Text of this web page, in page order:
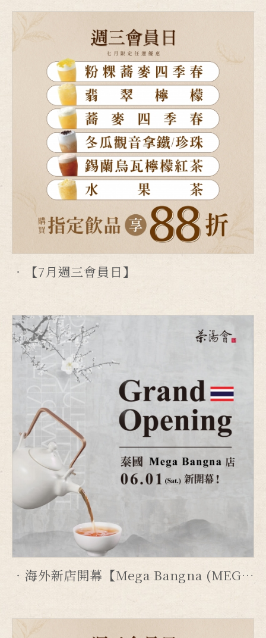
【7月週三會員日】
海外新店開幕【Mega Bangna (MEG) 店】